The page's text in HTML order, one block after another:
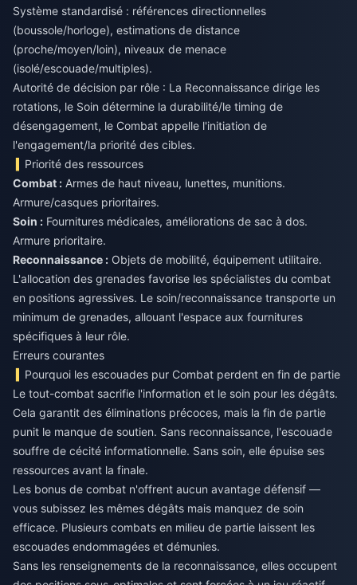
Système standardisé : références directionnelles
(boussole/horloge), estimations de distance
(proche/moyen/loin), niveaux de menace
(isolé/escouade/multiples).
Autorité de décision par rôle : La Reconnaissance dirige les
rotations, le Soin détermine la durabilité/le timing de
désengagement, le Combat appelle l'initiation de
l'engagement/la priorité des cibles.
Priorité des ressources
Combat : Armes de haut niveau, lunettes, munitions.
Soin : Fournitures médicales, améliorations de sac à dos.
Reconnaissance : Objets de mobilité, équipement utilitaire.
L'allocation des grenades favorise les spécialistes du combat
en positions agressives. Le soin/reconnaissance transporte un
minimum de grenades, allouant l'espace aux fournitures
spécifiques à leur rôle.
Erreurs courantes
Pourquoi les escouades pur Combat perdent en fin de partie
Le tout-combat sacrifie l'information et le soin pour les dégâts.
Cela garantit des éliminations précoces, mais la fin de partie
punit le manque de soutien. Sans reconnaissance, l'escouade
souffre de cécité informationnelle. Sans soin, elle épuise ses
ressources avant la finale.
Les bonus de combat n'offrent aucun avantage défensif —
vous subissez les mêmes dégâts mais manquez de soin
efficace. Plusieurs combats en milieu de partie laissent les
escouades endommagées et démunies.
Sans les renseignements de la reconnaissance, elles occupent